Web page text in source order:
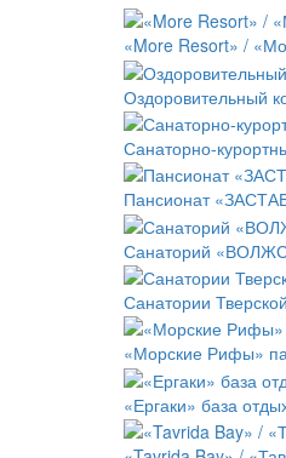
«More Resort» /
Оздоровительный
Санаторно-
Пансионат
Санаторий
Санатории
«Морские Рифы»
«Ергаки» база